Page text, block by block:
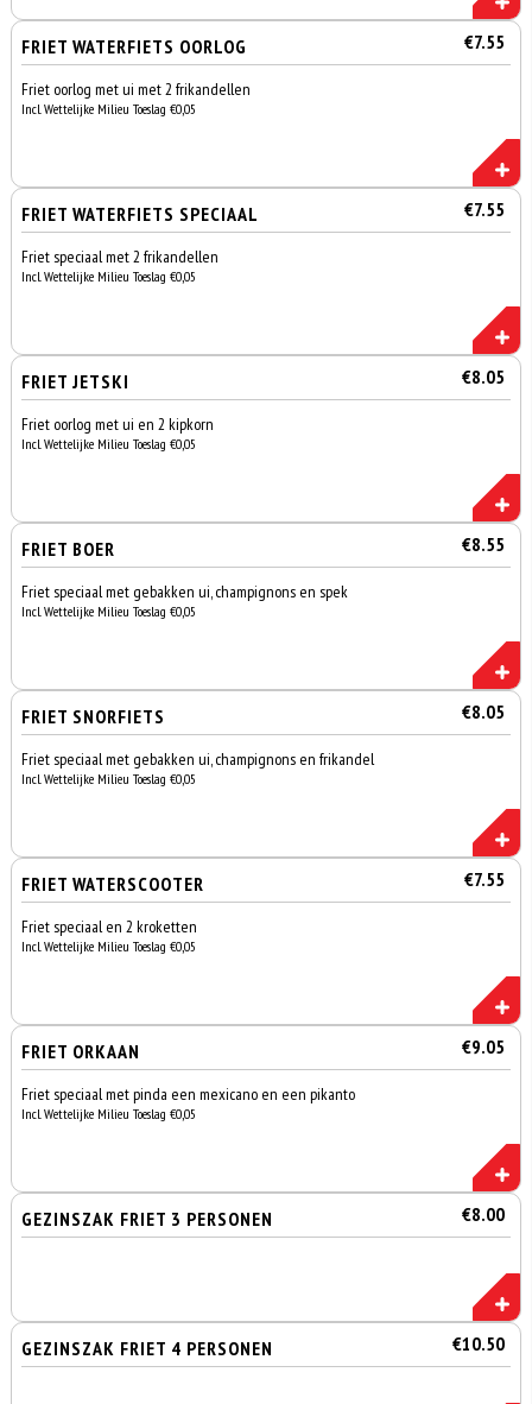
FRIET WATERFIETS OORLOG €7.55
Friet oorlog met ui met 2 frikandellen
Incl. Wettelijke Milieu Toeslag €0,05
FRIET WATERFIETS SPECIAAL €7.55
Friet speciaal met 2 frikandellen
Incl. Wettelijke Milieu Toeslag €0,05
FRIET JETSKI €8.05
Friet oorlog met ui en 2 kipkorn
Incl. Wettelijke Milieu Toeslag €0,05
FRIET BOER €8.55
Friet speciaal met gebakken ui, champignons en spek
Incl. Wettelijke Milieu Toeslag €0,05
FRIET SNORFIETS €8.05
Friet speciaal met gebakken ui, champignons en frikandel
Incl. Wettelijke Milieu Toeslag €0,05
FRIET WATERSCOOTER €7.55
Friet speciaal en 2 kroketten
Incl. Wettelijke Milieu Toeslag €0,05
FRIET ORKAAN €9.05
Friet speciaal met pinda een mexicano en een pikanto
Incl. Wettelijke Milieu Toeslag €0,05
GEZINSZAK FRIET 3 PERSONEN €8.00
GEZINSZAK FRIET 4 PERSONEN €10.50